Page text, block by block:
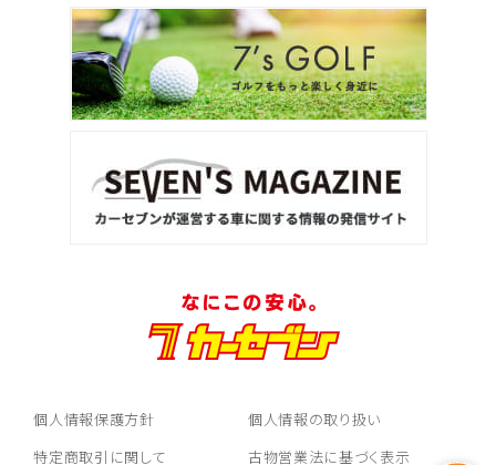
個人情報保護方針
個人情報の取り扱い
特定商取引に関して
古物営業法に基づく表示